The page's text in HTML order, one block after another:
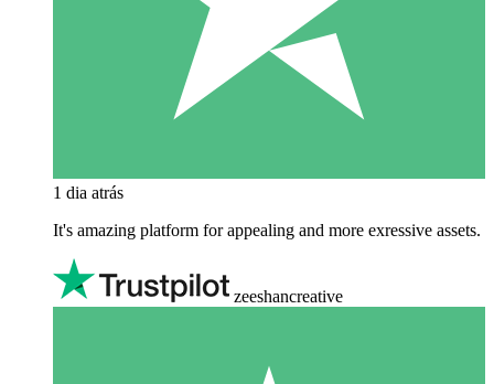
1 dia atrás
It's amazing platform for appealing and more exressive assets.
zeeshancreative